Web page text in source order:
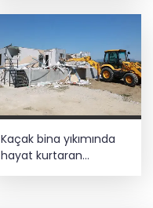
Kaçak bina yıkımında
hayat kurtaran
müdahale